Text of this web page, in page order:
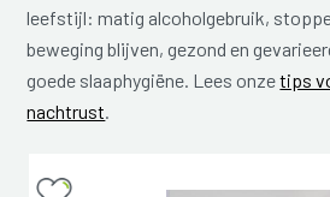
leefstijl: matig alcoholgebruik,
beweging blijven, gezond en
goede slaaphygiëne. Lees onzetips
nachtrust.